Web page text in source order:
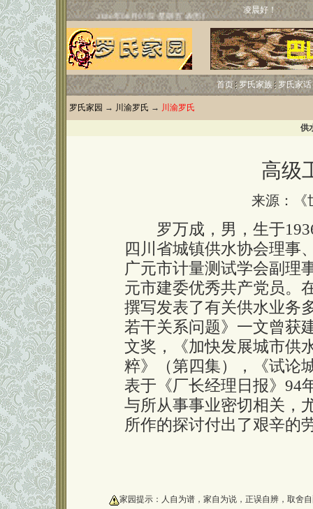
凌晨好！
首页 罗氏家族 罗氏家话
罗氏家园 → 川渝罗氏 → 川渝罗氏
供
高级
来源：《
罗万成，男，生于1936
四川省城镇供水协会理事
广元市计量测试学会副理
元市建委优秀共产党员。
撰写发表了有关供水业务
若干关系问题》一文曾获
文奖，《加快发展城市供
粹》（第四集），《试论
表于《厂长经理日报》94
与所从事事业密切相关，
所作的探讨付出了艰辛的
家园提示：人自为谱，家自为说，正误自辨，取舍